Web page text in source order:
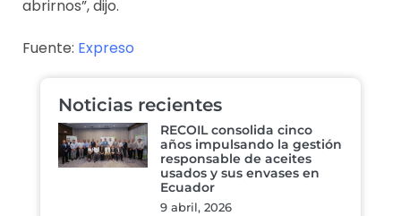
abrirnos”, dijo.
Fuente: Expreso
Noticias recientes
RECOIL consolida cinco
años impulsando la gestión
responsable de aceites
usados y sus envases en
Ecuador
9 abril, 2026